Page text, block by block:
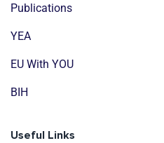
Publications
YEA
EU With YOU
BIH
Useful Links